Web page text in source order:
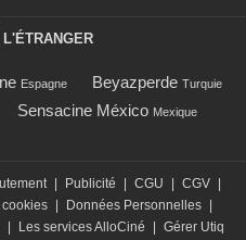
Espagne Beyazperde Turquie
Sensacine México Mexique
| Publicité | CGU | CGV |
cookies | Données Personnelles |
| Les services AlloCiné | Gérer Utiq